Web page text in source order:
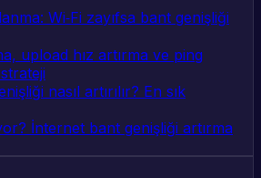
Wi‑Fi zayıfsa bant genişliği
upload hız artırma ve ping
nasıl artırılır? En sık
İnternet bant genişliği artırma